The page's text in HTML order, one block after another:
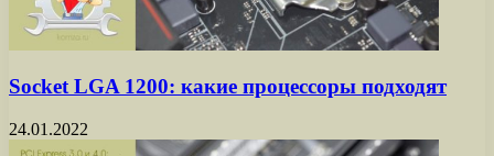
Socket LGA 1200: какие процессоры подходят
24.01.2022